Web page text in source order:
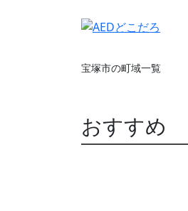
宝塚市の町域一覧
おすすめ